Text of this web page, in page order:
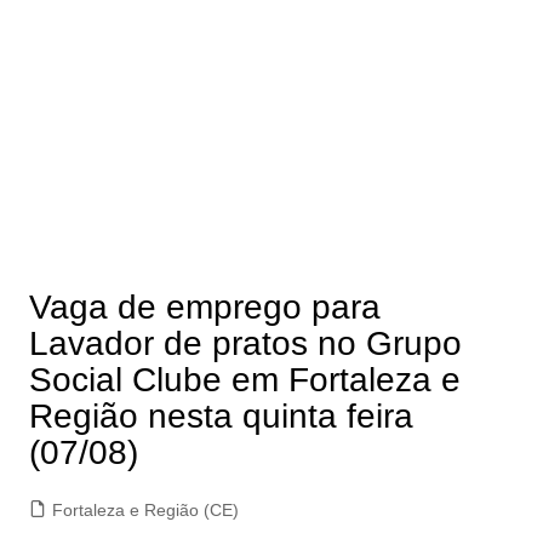
Vaga de emprego para
Lavador de pratos no Grupo
Social Clube em Fortaleza e
Região nesta quinta feira
(07/08)
Fortaleza e Região (CE)